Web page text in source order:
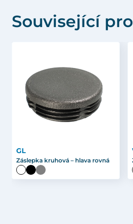
Související
GL
Záslepka kruhová – hlava rovná